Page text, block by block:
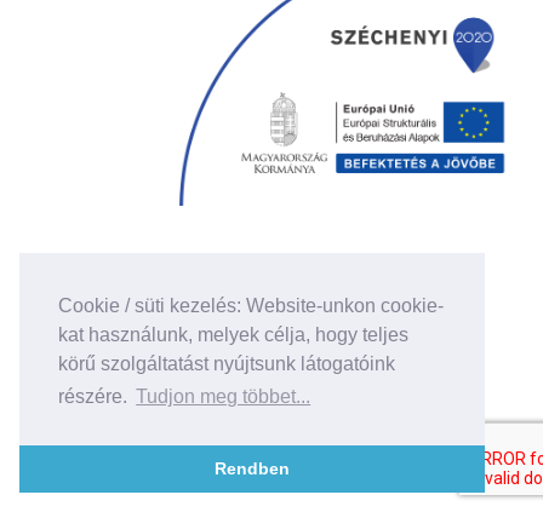
Cookie / süti kezelés: Website-unkon cookie-
kat használunk, melyek célja, hogy teljes
körű szolgáltatást nyújtsunk látogatóink
részére. Tudjon meg többet...
Rendben